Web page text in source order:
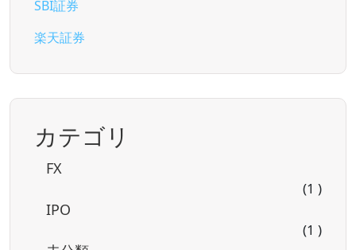
SBI証券
楽天証券
カテゴリ
FX
(1 )
IPO
(1 )